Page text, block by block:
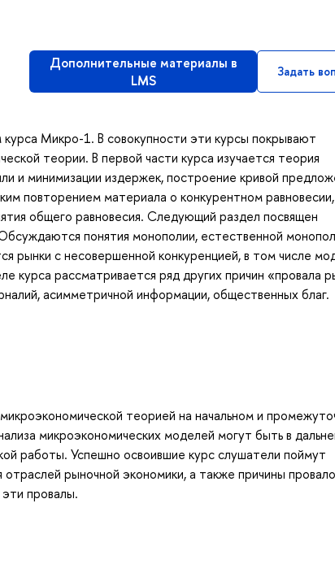
Дополнительные материалы в
LMS
Задать
Микро-1. В совокупности эти курсы покрывают
теории. В первой части курса изучается теория
и минимизации издержек, построение кривой
повторением материала о конкурентном равновесии,
общего равновесия. Следующий раздел посвящен
понятия монополии, естественной
рынки с несовершенной конкуренцией, в том числе
курса рассматривается ряд других причин «провала
асимметричной информации, общественных благ.
теорией на начальном и
микроэкономических моделей могут быть в
работы. Успешно освоившие курс слушатели поймут
рыночной экономики, а также причины
провалы.